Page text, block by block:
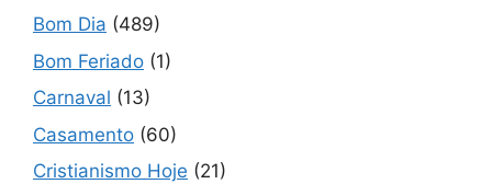
Bom Dia (489)
Bom Feriado (1)
Carnaval (13)
Casamento (60)
Cristianismo Hoje (21)